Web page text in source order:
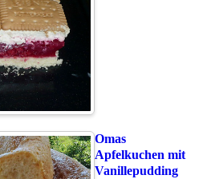
Omas
Apfelkuchen mit
Vanillepudding